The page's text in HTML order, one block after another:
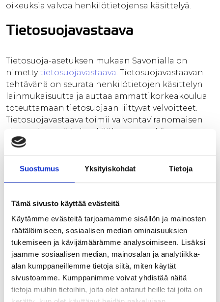
Suostumus Yksityiskohdat Tietoja
Tämä sivusto käyttää evästeitä
Käytämme evästeitä tarjoamamme sisällön ja mainosten
räätälöimiseen, sosiaalisen median ominaisuuksien
tukemiseen ja kävijämäärämme analysoimiseen. Lisäksi
jaamme sosiaalisen median, mainosalan ja analytiikka-
alan kumppaneillemme tietoja siitä, miten käytät
sivustoamme. Kumppanimme voivat yhdistää näitä
tietoja muihin tietoihin, joita olet antanut heille tai joita on
oikeuksia valvoa henkilötietojensa käsittelyä.
Tietosuojavastaava
Tietosuoja-asetuksen mukaan Savonialla on
nimettytietosuojavastaava . Tietosuojavastaavan
tehtävänä on seurata henkilötietojen käsittelyn
lainmukaisuutta ja auttaa ammattikorkeakoulua
toteuttamaan tietosuojaan liittyvät velvoitteet.
Tietosuojavastaava toimii valvontaviranomaisen
yhteyspisteenä ja henkilökunnan sekä
rekisteröityjen tukena henkilötietojen käsittelyyn
liittyvissä kysymyksissä.
Evästeet
Käytämme Savonian sivustolla evästeitä. Evästeillä
voidaan kerätä tietoja esimerkiksi miltä sivulta
olet siirtynyt Savonian sivustolle, mitä www-
sivujamme olet selannut ja milloin, mitä selainta
käytät, mikä on näyttösi resoluutio ja
käyttöjärjestelmä, sekä mikä on tietokoneesi IP -
osoite.